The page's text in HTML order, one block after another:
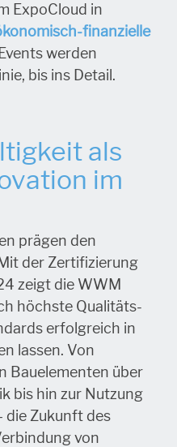
ExpoCloud in
finanzielle
werden
bis ins Detail.
als
im
prägen den
der Zertifizierung
zeigt die WWM
höchste Qualitäts-
erfolgreich in
lassen. Von
Bauelementen über
bis hin zur Nutzung
die Zukunft des
von